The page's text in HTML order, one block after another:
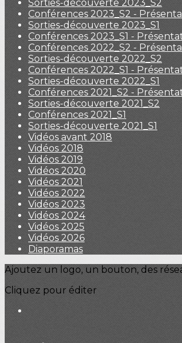
Sorties-découverte 2023_S2
Conférences 2023_S2 -
Sorties-découverte 2023_S1
Conférences 2023_S1 -
Conférences 2022_S2 -
Sorties-découverte 2022_S2
Conférences 2022_S1 -
Sorties-découverte 2022_S1
Conférences 2021_S2 -
Sorties-découverte 2021_S2
Conférences 2021_S1
Sorties-découverte 2021_S1
Vidéos avant 2018
Vidéos 2018
Vidéos 2019
Vidéos 2020
Vidéos 2021
Vidéos 2022
Vidéos 2023
Vidéos 2024
Vidéos 2025
Vidéos 2026
Diaporamas
Ajoutez un logo, un bouton, des
Cliquez pour éditer